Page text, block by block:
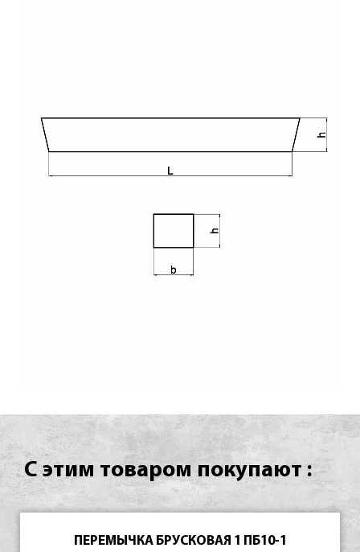
С этим товаром покупают :
ПЕРЕМЫЧКА БРУСКОВАЯ 1 ПБ10-1